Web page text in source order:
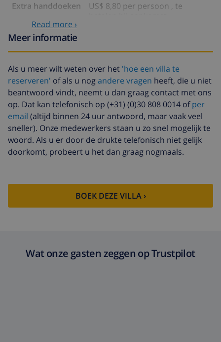
Extra handdoeken
US$ 8,80 per persoon , te
Late checkout
Extra
gebaseerd op energie verbruik
Annuleringsfonds:
4.80% van het totale bedrag
Read more ›
Meer informatie
Als u meer wilt weten over het 'hoe een villa te
reserveren' of als u nogandere vragen heeft, die u niet
beantwoord vindt, neemt u dan graag contact met ons
op. Dat kan telefonisch op (+31) (0)30 808 0014 ofper
email (altijd binnen 24 uur antwoord, maar vaak veel
sneller). Onze medewerkers staan u zo snel mogelijk te
woord. Als u er door de drukte telefonisch niet gelijk
doorkomt, probeert u het dan graag nogmaals.
BOEK DEZE VILLA ›
Wat onze gasten zeggen op Trustpilot